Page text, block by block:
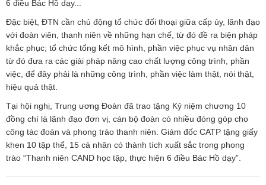
6 điều Bác Hồ dạy...
Đặc biệt, ĐTN cần chủ động tổ chức đối thoại giữa cấp ủy, lãnh đạo
với đoàn viên, thanh niên về những hạn chế, từ đó đề ra biện pháp
khắc phục; tổ chức tổng kết mô hình, phần việc phục vụ nhân dân
từ đó đưa ra các giải pháp nâng cao chất lượng công trình, phần
việc, để đây phải là những công trình, phần việc làm thật, nói thật,
hiệu quả thật.
Tại hội nghị, Trung ương Đoàn đã trao tặng Kỷ niệm chương 10
đồng chí là lãnh đạo đơn vị, cán bộ đoàn có nhiều đóng góp cho
công tác đoàn và phong trào thanh niên. Giám đốc CATP tặng giấy
khen 10 tập thể, 15 cá nhân có thành tích xuất sắc trong phong
trào “Thanh niên CAND học tập, thực hiện 6 điều Bác Hồ dạy”.